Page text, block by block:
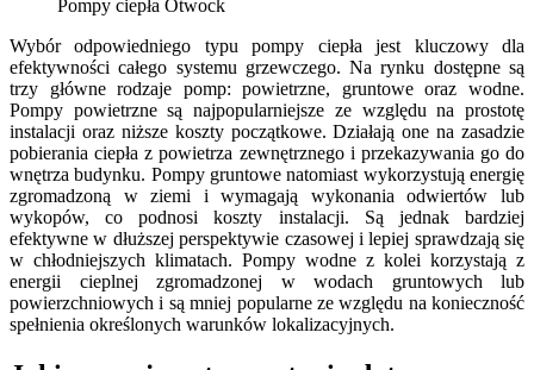
Pompy ciepła Otwock
Wybór odpowiedniego typu pompy ciepła jest kluczowy dla
efektywności całego systemu grzewczego. Na rynku dostępne są
trzy główne rodzaje pomp: powietrzne, gruntowe oraz wodne.
Pompy powietrzne są najpopularniejsze ze względu na prostotę
instalacji oraz niższe koszty początkowe. Działają one na zasadzie
pobierania ciepła z powietrza zewnętrznego i przekazywania go do
wnętrza budynku. Pompy gruntowe natomiast wykorzystują energię
zgromadzoną w ziemi i wymagają wykonania odwiertów lub
wykopów, co podnosi koszty instalacji. Są jednak bardziej
efektywne w dłuższej perspektywie czasowej i lepiej sprawdzają się
w chłodniejszych klimatach. Pompy wodne z kolei korzystają z
energii cieplnej zgromadzonej w wodach gruntowych lub
powierzchniowych i są mniej popularne ze względu na konieczność
spełnienia określonych warunków lokalizacyjnych.